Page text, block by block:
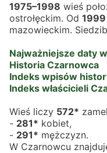
1975–1998 wieś
ostrołęckim. Od 1999
mazowieckim.
Najważniejsze daty
Historia Czarnowca
Indeks wpisów
Indeks właścicieli
Wieś liczy 572*
- 281* kobiet,
- 291* mężczyzn.
W Czarnowcu